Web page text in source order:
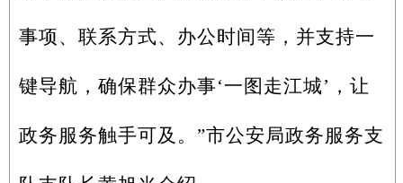
事项、联系方式、办公时间等，并支持一
键导航，确保群众办事‘一图走江城’，让
政务服务触手可及。”市公安局政务服务支